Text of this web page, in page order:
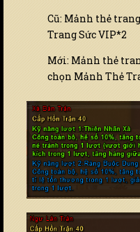
Cũ: Mảnh thẻ
Trang Sức VIP*2
Mới: Mảnh thẻ
chọn Mảnh Thẻ